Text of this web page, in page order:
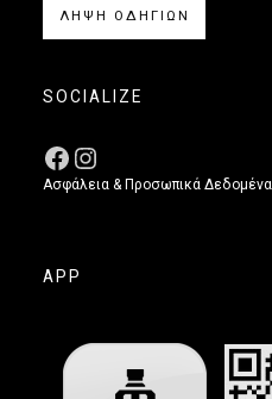
ΛΗΨΗ ΟΔΗΓΙΩΝ
SOCIALIZE
Ασφάλεια & Προσωπικά Δεδομένα
APP